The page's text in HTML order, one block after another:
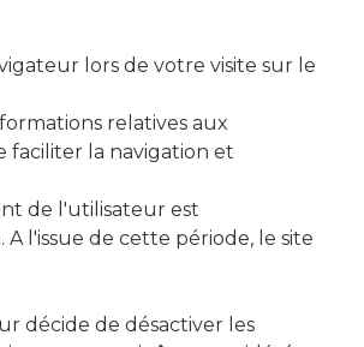
lors de votre visite sur le
relatives aux
faciliter la navigation et
de l'utilisateur est
l'issue de cette période, le site
décide de désactiver les